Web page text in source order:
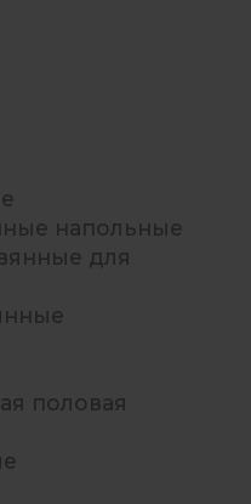
напольные
для
половая